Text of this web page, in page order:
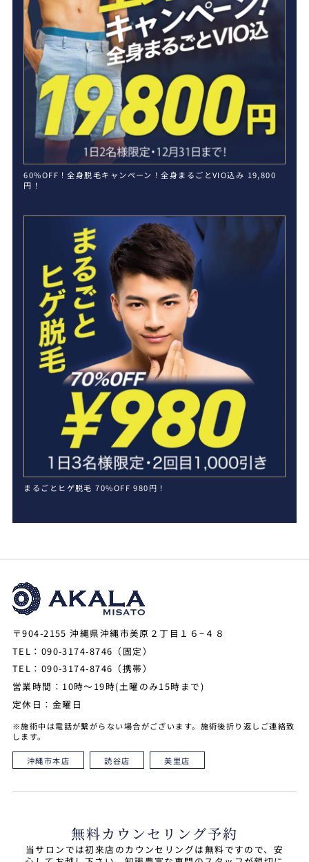
60%OFF！全身脱毛キャンペーン！全身まるごとVIO込み 19,800
円！
まるごとヒゲ脱毛 70%OFF 980円！
〒904-2155 沖縄県沖縄市美原２丁目１６−４８
TEL：090-3174-8746（固定）
TEL：090-3174-8746（携帯）
営業時間：10時～19時(土曜のみ15時まで)
定休日：金曜日
※施術中は電話が繋がらない場合がございます。施術後折り返しご連絡致
します。
沖縄市本店 読谷店 美里店
無料カウンセリング予約
当サロンでは初来店のカウンセリングは無料ですので、安